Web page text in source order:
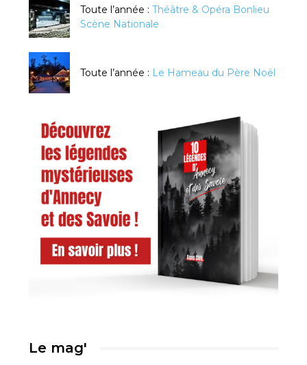
Toute l’année : Théâtre & Opéra Bonlieu
Scène Nationale
Toute l’année : Le Hameau du Père Noël
Le mag'